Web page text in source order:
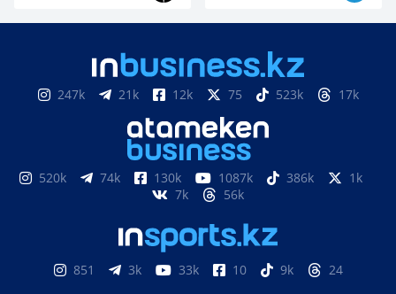
247k 21k 12k 75 523k 17k
520k 74k 130k 1087k 386k
1k
7k
56k
851 3k 33k 10 9k 24